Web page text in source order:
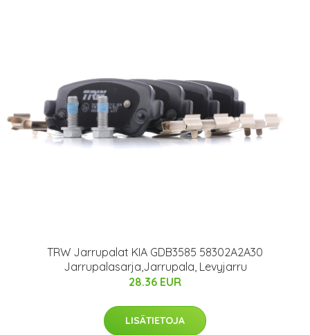
TRW Jarrupalat KIA GDB3585 58302A2A30
Jarrupalasarja,Jarrupala, Levyjarru
28.36 EUR
LISÄTIETOJA